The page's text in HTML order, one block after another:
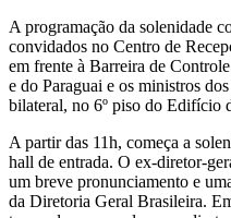
A programação da solenidade
convidados no Centro de
em frente à Barreira de
e do Paraguai e os ministros
bilateral, no 6º piso do Edifício
A partir das 11h, começa a
hall de entrada. O ex-diretor-
um breve pronunciamento e
da Diretoria Geral Brasileira.